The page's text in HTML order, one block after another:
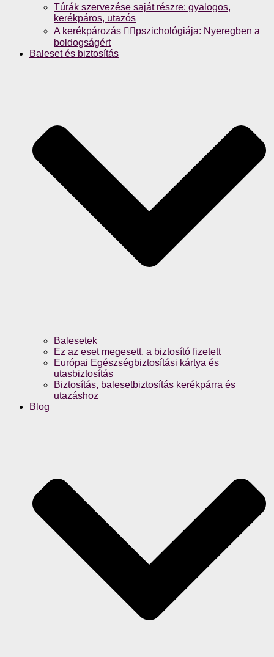
Túrák szervezése saját részre: gyalogos,
kerékpáros, utazós
A kerékpározás 🚴‍♀️pszichológiája: Nyeregben a
boldogságért
Baleset és biztosítás
Balesetek
Ez az eset megesett, a biztosító fizetett
Európai Egészségbiztosítási kártya és
utasbiztosítás
Biztosítás, balesetbiztosítás kerékpárra és
utazáshoz
Blog